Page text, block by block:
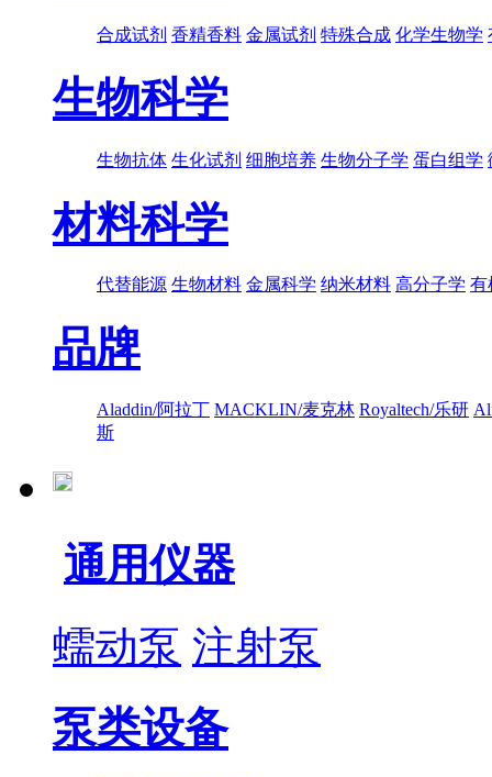
合成试剂 香精香料 金属试剂 特殊合成 化学生物学
生物科学
生物抗体 生化试剂 细胞培养 生物分子学 蛋白组学
材料科学
代替能源 生物材料 金属科学 纳米材料 高分子学 有
品牌
Aladdin/阿拉丁 MACKLIN/麦克林 Royaltech/乐研
斯
通用仪器
蠕动泵 注射泵
泵类设备